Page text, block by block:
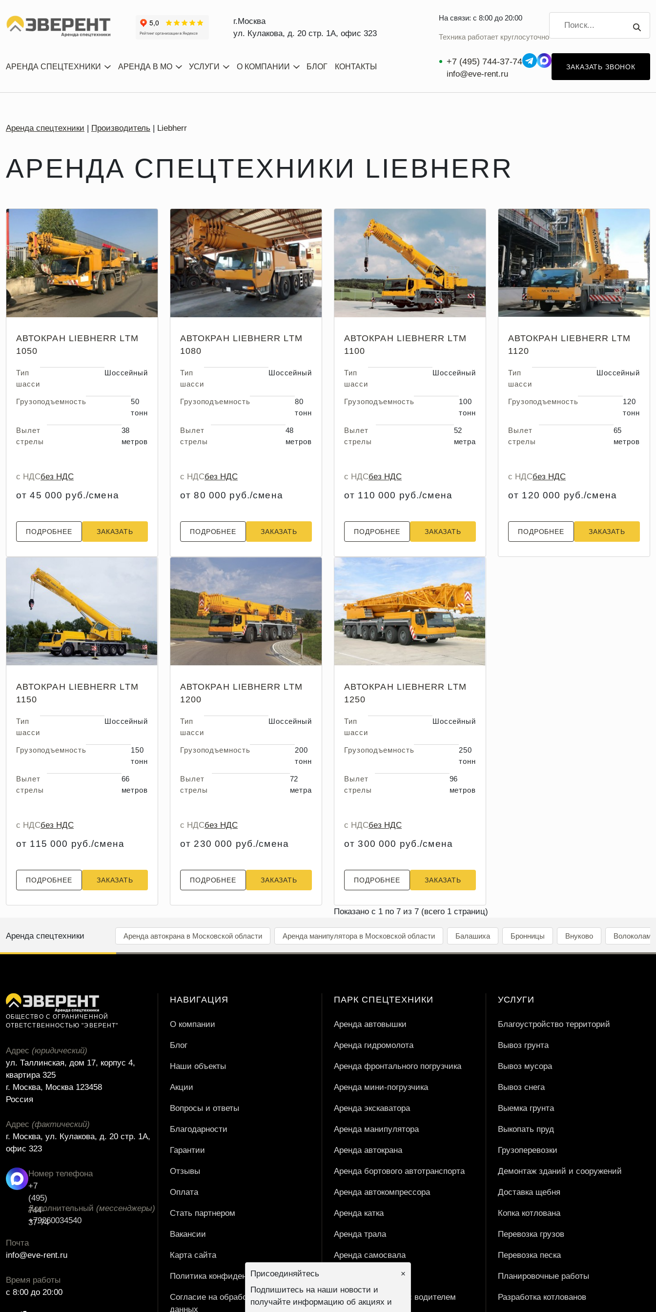
г.Москва
ул. Кулакова, д. 20 стр. 1А, офис 323
На связи: с 8:00 до 20:00
Техника работает круглосуточно
АРЕНДА СПЕЦТЕХНИКИ АРЕНДА В МО УСЛУГИ О КОМПАНИИ БЛОГ КОНТАКТЫ
+7 (495) 744-37-74
info@eve-rent.ru
ЗАКАЗАТЬ ЗВОНОК
Аренда спецтехники Производитель Liebherr
АРЕНДА СПЕЦТЕХНИКИ LIEBHERR
АВТОКРАН LIEBHERR LTM
1050
Тип
шасси
Шоссейный
Грузоподъемность
50
тонн
Вылет
стрелы
38
метров
с НДСбез НДС
от 45 000 руб./смена
ПОДРОБНЕЕ ЗАКАЗАТЬ
АВТОКРАН LIEBHERR LTM
1080
Тип
шасси
Шоссейный
Грузоподъемность
80
тонн
Вылет
стрелы
48
метров
с НДСбез НДС
от 80 000 руб./смена
ПОДРОБНЕЕ ЗАКАЗАТЬ
АВТОКРАН LIEBHERR LTM
1100
Тип
шасси
Шоссейный
Грузоподъемность
100
тонн
Вылет
стрелы
52
метра
с НДСбез НДС
от 110 000 руб./смена
ПОДРОБНЕЕ ЗАКАЗАТЬ
АВТОКРАН LIEBHERR LTM
1120
Тип
шасси
Шоссейный
Грузоподъемность
120
тонн
Вылет
стрелы
65
метров
с НДСбез НДС
от 120 000 руб./смена
ПОДРОБНЕЕ ЗАКАЗАТЬ
АВТОКРАН LIEBHERR LTM
1150
Тип
шасси
Шоссейный
Грузоподъемность
150
тонн
Вылет
стрелы
66
метров
с НДСбез НДС
от 115 000 руб./смена
ПОДРОБНЕЕ ЗАКАЗАТЬ
АВТОКРАН LIEBHERR LTM
1200
Тип
шасси
Шоссейный
Грузоподъемность
200
тонн
Вылет
стрелы
72
метра
с НДСбез НДС
от 230 000 руб./смена
ПОДРОБНЕЕ ЗАКАЗАТЬ
АВТОКРАН LIEBHERR LTM
1250
Тип
шасси
Шоссейный
Грузоподъемность
250
тонн
Вылет
стрелы
96
метров
с НДСбез НДС
от 300 000 руб./смена
ПОДРОБНЕЕ ЗАКАЗАТЬ
Показано с 1 по 7 из 7 (всего 1 страниц)
Аренда спецтехники Аренда автокрана в Московской области Аренда манипулятора в Московской области Балашиха Бронницы Внуково
ОБЩЕСТВО С ОГРАНИЧЕННОЙ
ОТВЕТСТВЕННОСТЬЮ "ЭВЕРЕНТ"
Адрес (юридический)
ул. Таллинская, дом 17, корпус 4,
квартира 325
г. Москва, Москва 123458
Россия
Адрес (фактический)
г. Москва, ул. Кулакова, д. 20 стр. 1А,
офис 323
Номер телефона
+7
(495)
744-
37-74
Дополнительный (мессенджеры)
+79260034540
Почта
info@eve-rent.ru
Время работы
c 8:00 до 20:00
НАВИГАЦИЯ
О компании
Блог
Наши объекты
Акции
Вопросы и ответы
Благодарности
Гарантии
Отзывы
Оплата
Стать партнером
Вакансии
Карта сайта
Политика конфиденциальности
Согласие на обработку персональных
данных
ПАРК СПЕЦТЕХНИКИ
Аренда автовышки
Аренда гидромолота
Аренда фронтального погрузчика
Аренда мини-погрузчика
Аренда экскаватора
Аренда манипулятора
Аренда автокрана
Аренда бортового автотранспорта
Аренда автокомпрессора
Аренда катка
Аренда трала
Аренда самосвала
Мини‑экскаваторы с водителем
УСЛУГИ
Благоустройство территорий
Вывоз грунта
Вывоз мусора
Вывоз снега
Выемка грунта
Выкопать пруд
Грузоперевозки
Демонтаж зданий и сооружений
Доставка щебня
Копка котлована
Перевозка грузов
Перевозка песка
Планировочные работы
Разработка котлованов
Присоединяйтесь
×
Подпишитесь на наши новости и
получайте информацию об акциях и